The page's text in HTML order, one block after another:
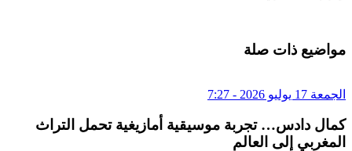
مواضيع ذات صلة
الجمعة 17 يوليو 2026 - 7:27
كمال دادس… تجربة موسيقية أمازيغية تحمل التراث
المغربي إلى العالم